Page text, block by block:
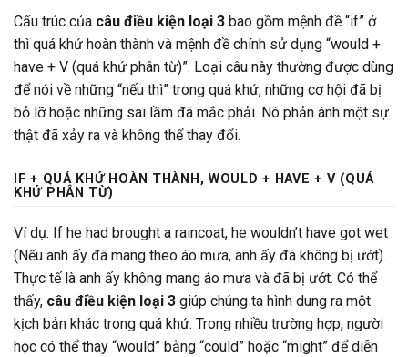
Cấu trúc của câu điều kiện loại 3 bao gồm mệnh đề “if” ở
thì quá khứ hoàn thành và mệnh đề chính sử dụng “would +
have + V (quá khứ phân từ)”. Loại câu này thường được dùng
để nói về những “nếu thì” trong quá khứ, những cơ hội đã bị
bỏ lỡ hoặc những sai lầm đã mắc phải. Nó phản ánh một sự
thật đã xảy ra và không thể thay đổi.
IF + QUÁ KHỨ HOÀN THÀNH, WOULD + HAVE + V (QUÁ
KHỨ PHÂN TỪ)
Ví dụ: If he had brought a raincoat, he wouldn’t have got wet
(Nếu anh ấy đã mang theo áo mưa, anh ấy đã không bị ướt).
Thực tế là anh ấy không mang áo mưa và đã bị ướt. Có thể
thấy, câu điều kiện loại 3 giúp chúng ta hình dung ra một
kịch bản khác trong quá khứ. Trong nhiều trường hợp, người
học có thể thay “would” bằng “could” hoặc “might” để diễn